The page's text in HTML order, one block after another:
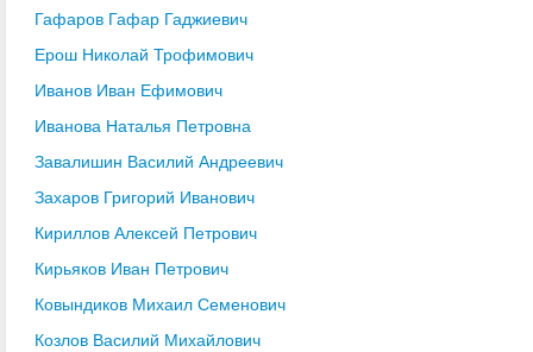
Гафаров Гафар Гаджиевич
Ерош Николай Трофимович
Иванов Иван Ефимович
Иванова Наталья Петровна
Завалишин Василий Андреевич
Захаров Григорий Иванович
Кириллов Алексей Петрович
Кирьяков Иван Петрович
Ковындиков Михаил Семенович
Козлов Василий Михайлович